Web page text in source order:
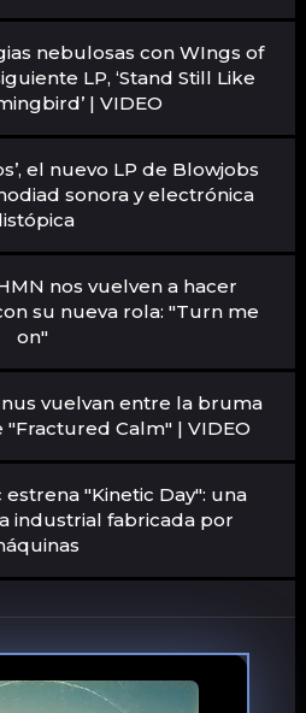
nebulosas con WIngs of
LP, ‘Stand Still Like
| VIDEO
el nuevo LP de Blowjobs
sonora y electrónica
nos vuelven a hacer
su nueva rola: "Turn me
on"
vuelvan entre la bruma
Calm" | VIDEO
"Kinetic Day": una
industrial fabricada por